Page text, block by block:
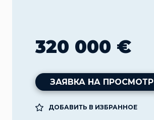
320 000 €
ЗАЯВКА НА ПРОСМОТР
ДОБАВИТЬ В ИЗБРАННОЕ